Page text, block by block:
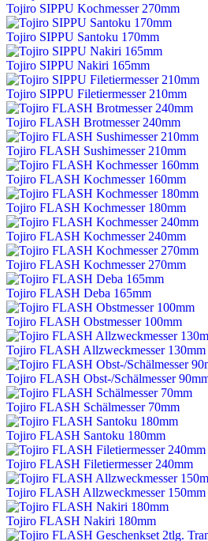
Tojiro SIPPU Kochmesser 270mm
Tojiro SIPPU Santoku 170mm
Tojiro SIPPU Nakiri 165mm
Tojiro SIPPU Filetiermesser 210mm
Tojiro FLASH Brotmesser 240mm
Tojiro FLASH Sushimesser 210mm
Tojiro FLASH Kochmesser 160mm
Tojiro FLASH Kochmesser 180mm
Tojiro FLASH Kochmesser 240mm
Tojiro FLASH Kochmesser 270mm
Tojiro FLASH Deba 165mm
Tojiro FLASH Obstmesser 100mm
Tojiro FLASH Allzweckmesser 130mm
Tojiro FLASH Obst-/Schälmesser
Tojiro FLASH Schälmesser 70mm
Tojiro FLASH Santoku 180mm
Tojiro FLASH Filetiermesser 240mm
Tojiro FLASH Allzweckmesser 150mm
Tojiro FLASH Nakiri 180mm